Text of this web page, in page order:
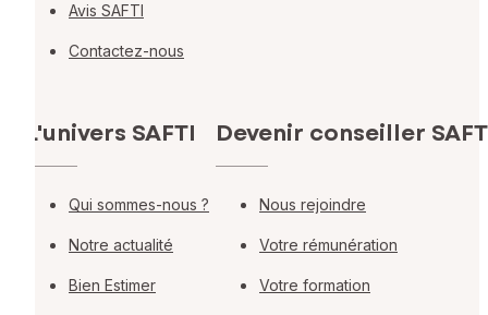
Avis SAFTI
Contactez-nous
L'univers SAFTI
Qui sommes-nous ?
Notre actualité
Bien Estimer
Devenir conseiller
Nous rejoindre
Votre rémunération
Votre formation